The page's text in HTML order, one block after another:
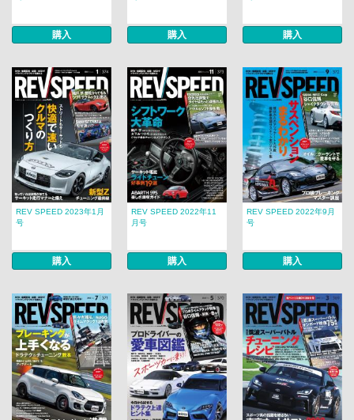
購入 購入 購入
REV SPEED 2023年1月
号
購入
REV SPEED 2022年11
月号
購入
REV SPEED 2022年9月
号
購入